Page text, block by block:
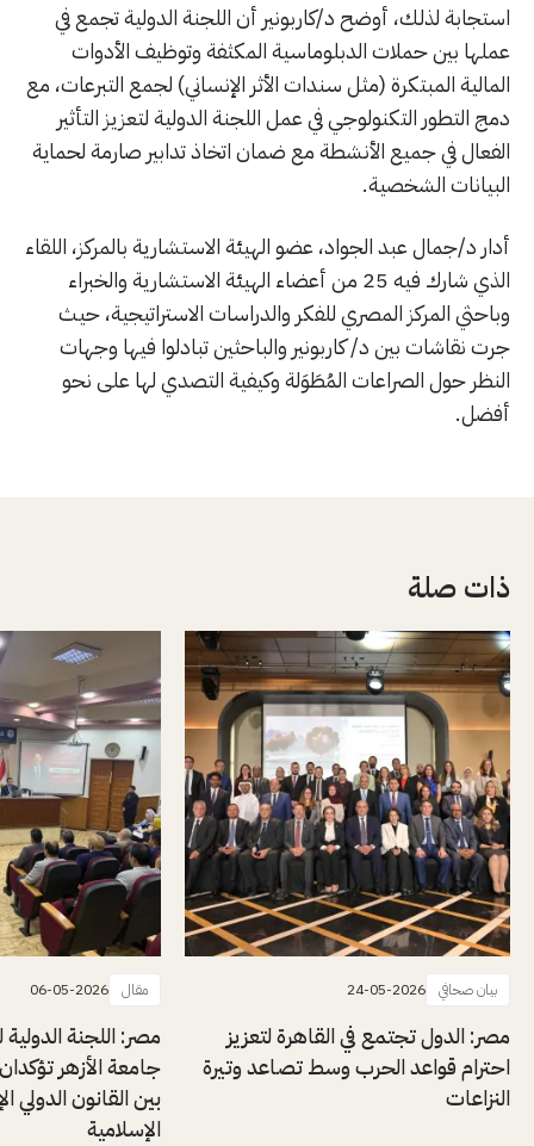
استجابة لذلك، أوضح د/كاربونير أن اللجنة الدولية تجمع في
عملها بين حملات الدبلوماسية المكثفة وتوظيف الأدوات
المالية المبتكرة (مثل سندات الأثر الإنساني) لجمع التبرعات، مع
دمج التطور التكنولوجي في عمل اللجنة الدولية لتعزيز التأثير
الفعال في جميع الأنشطة مع ضمان اتخاذ تدابير صارمة لحماية
البيانات الشخصية.
أدار د/جمال عبد الجواد، عضو الهيئة الاستشارية بالمركز، اللقاء
الذي شارك فيه 25 من أعضاء الهيئة الاستشارية والخبراء
وباحثي المركز المصري للفكر والدراسات الاستراتيجية، حيث
جرت نقاشات بين د/ كاربونير والباحثين تبادلوا فيها وجهات
النظر حول الصراعات المُطَوَلة وكيفية التصدي لها على نحو
أفضل.
ذات صلة
بيان صحافي 24-05-2026
مصر: الدول تجتمع في القاهرة لتعزيز
احترام قواعد الحرب وسط تصاعد وتيرة
النزاعات
مقال 06-05-2026
مصر: اللجنة
جامعة الأزهر
بين القانون الدولي
الإسلامية